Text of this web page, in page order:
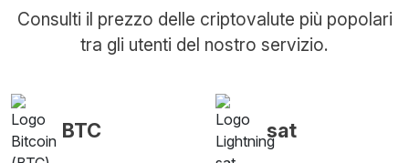
Consulti il prezzo delle criptovalute più popolari
tra gli utenti del nostro servizio.
BTC sat